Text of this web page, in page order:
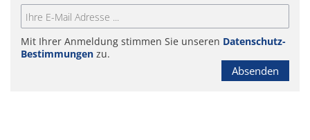
Mit Ihrer Anmeldung stimmen Sie unseren Datenschutz-
Bestimmungen zu.
Absenden